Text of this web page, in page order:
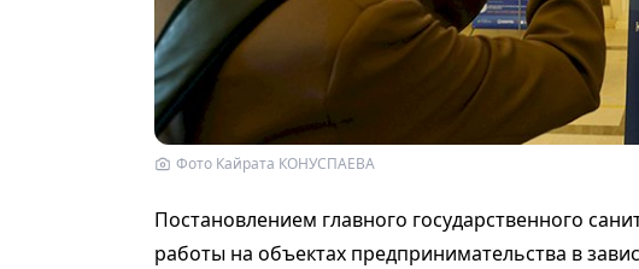
Фото Кайрата КОНУСПАЕВА
Постановлением главного государственного
работы на объектах предпринимательства в